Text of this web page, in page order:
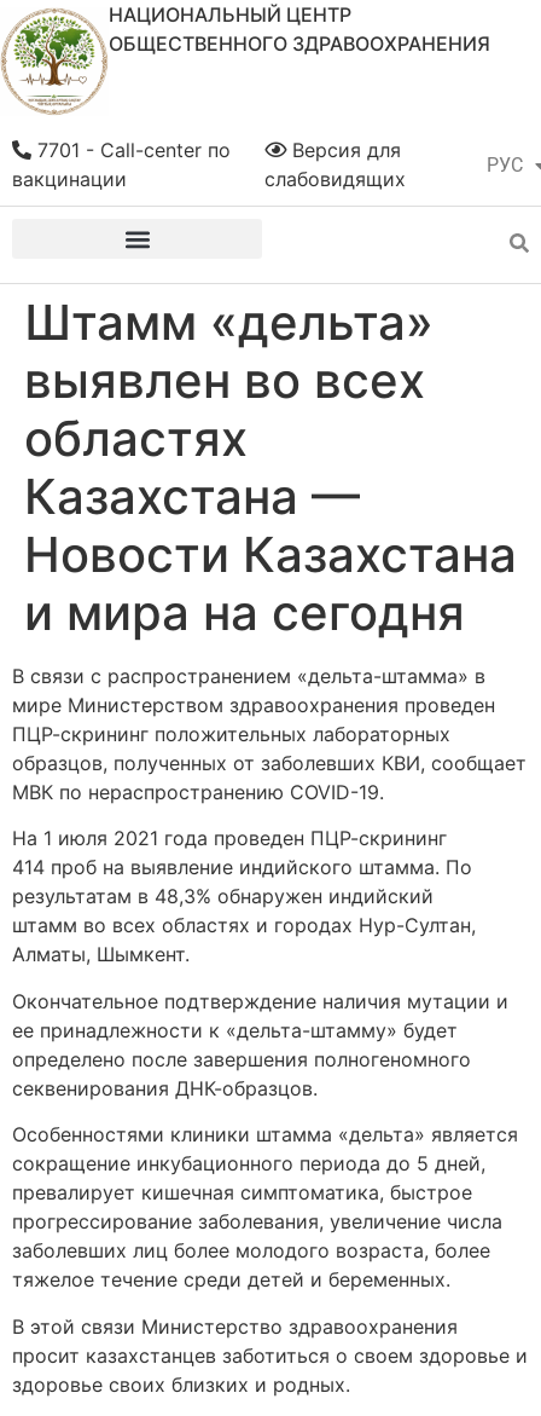
НАЦИОНАЛЬНЫЙ ЦЕНТР
ОБЩЕСТВЕННОГО ЗДРАВООХРАНЕНИЯ
РУС
ҚАЗ
Версия для
слабовидящих
7701 - Call-center по
вакцинации
Штамм «дельта»
выявлен во всех
областях
Казахстана —
Новости Казахстана
и мира на сегодня
В связи с распространением «дельта-штамма» в
мире Министерством здравоохранения проведен
ПЦР-скрининг положительных лабораторных
образцов, полученных от заболевших КВИ, сообщает
МВК по нераспространению COVID-19.
На 1 июля 2021 года проведен ПЦР-скрининг
414 проб на выявление индийского штамма. По
результатам в 48,3% обнаружен индийский
штамм во всех областях и городах Нур-Султан,
Алматы, Шымкент.
Окончательное подтверждение наличия мутации и
ее принадлежности к «дельта-штамму» будет
определено после завершения полногеномного
секвенирования ДНК-образцов.
Особенностями клиники штамма «дельта» является
сокращение инкубационного периода до 5 дней,
превалирует кишечная симптоматика, быстрое
прогрессирование заболевания, увеличение числа
заболевших лиц более молодого возраста, более
тяжелое течение среди детей и беременных.
В этой связи Министерство здравоохранения
просит казахстанцев заботиться о своем здоровье и
здоровье своих близких и родных.